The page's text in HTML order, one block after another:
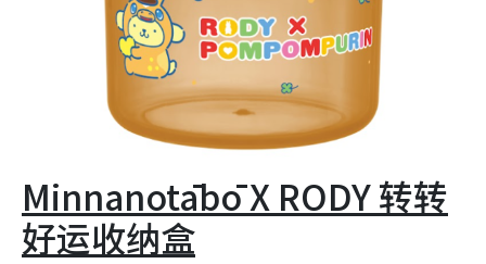
Minnanotābō X RODY 转转
好运收纳盒